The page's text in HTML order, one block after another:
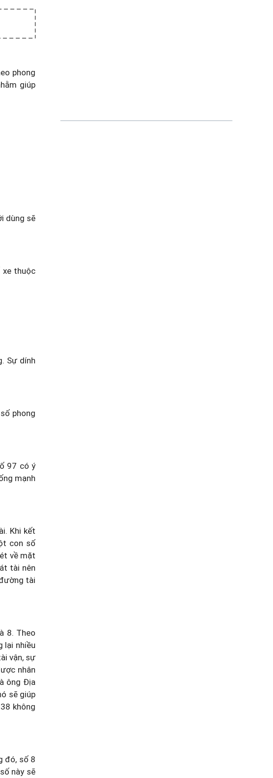
phong
giúp
dùng sẽ
xe thuộc
Sự dính
phong
97 có ý
mạnh
Khi kết
con số
về mặt
tài nên
tài
8. Theo
lại nhiều
vận, sự
nhân
ông Địa
sẽ giúp
không
đó, số 8
này sẽ